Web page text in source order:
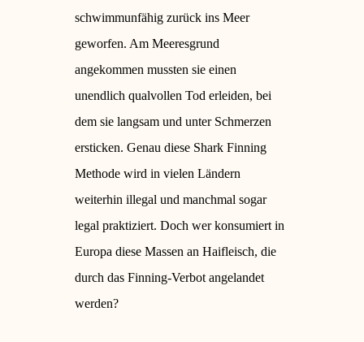
schwimmunfähig zurück ins Meer
geworfen. Am Meeresgrund
angekommen mussten sie einen
unendlich qualvollen Tod erleiden, bei
dem sie langsam und unter Schmerzen
ersticken.Genau diese Shark Finning
Methode wird in vielen Ländern
weiterhin illegal und manchmal sogar
legal praktiziert.Doch wer konsumiert in
Europa diese Massen an Haifleisch, die
durch das Finning-Verbot angelandet
werden?